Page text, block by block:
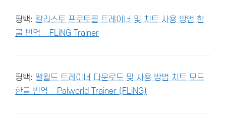
핑백: 칼리스토 프로토콜 트레이너 및 치트 사용 방법 한
글 번역 – FLiNG Trainer
핑백: 팰월드 트레이너 다운로드 및 사용 방법 치트 모드
한글 번역 – Palworld Trainer (FLiNG)